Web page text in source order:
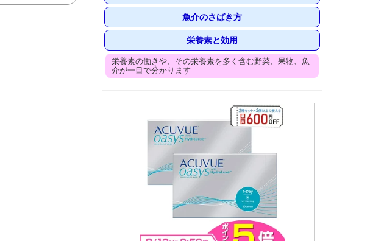
魚介のさばき方
栄養素と効用
栄養素の働きや、その栄養素を多く含む野菜、果物、魚
介が一目で分かります